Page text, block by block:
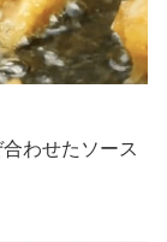
わせたソース